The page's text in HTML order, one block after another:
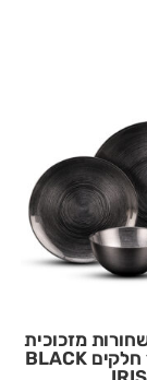
מזכוכית
מבריקה 18 חלקים BLACK